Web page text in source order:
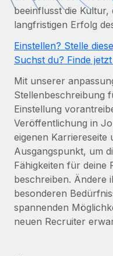
Globales
PEO
Auslagern von
INFRASTRUKTUR
Remote
Nahtlose
Plattform
Integrierte HR-
Verknüpfen Neu
Verknüpfung
MCP
WACHSTUMSPHASE
Startups
Agile HR- und
Unternehmen
Mittelstand
Maßgeschneiderte
vergrößern
Enterprise
Globale HR für
PARTNER WERDEN
Strategische
Informationen zu
Abwicklungsfristen
LERNEN MIT REMOTE
Forschung und
HR-Glossar
Checklisten und
Bibliothek für
Nederlands
Français
Deutsch
Español
Italiano
Português (Portugal)
日本語
한국어
beeinflusst die Kultur,
langfristigen Erfolg
Einstellen? Stelle
Suchst du? Finde
Mit unserer
Stellenbeschreibung
Einstellung
Veröffentlichung in
eigenen Karriereseite
Ausgangspunkt, um
Fähigkeiten für deine
beschreiben. Ändere
besonderen
spannenden
neuen Recruiter